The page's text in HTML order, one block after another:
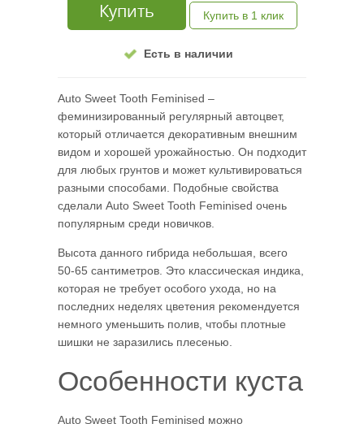
Купить Купить в 1 клик
Есть в наличии
Auto Sweet Tooth Feminised –
феминизированный регулярный автоцвет,
который отличается декоративным внешним
видом и хорошей урожайностью. Он подходит
для любых грунтов и может культивироваться
разными способами. Подобные свойства
сделали Auto Sweet Tooth Feminised очень
популярным среди новичков.
Высота данного гибрида небольшая, всего
50-65 сантиметров. Это классическая индика,
которая не требует особого ухода, но на
последних неделях цветения рекомендуется
немного уменьшить полив, чтобы плотные
шишки не заразились плесенью.
Особенности куста
Auto Sweet Tooth Feminised можно